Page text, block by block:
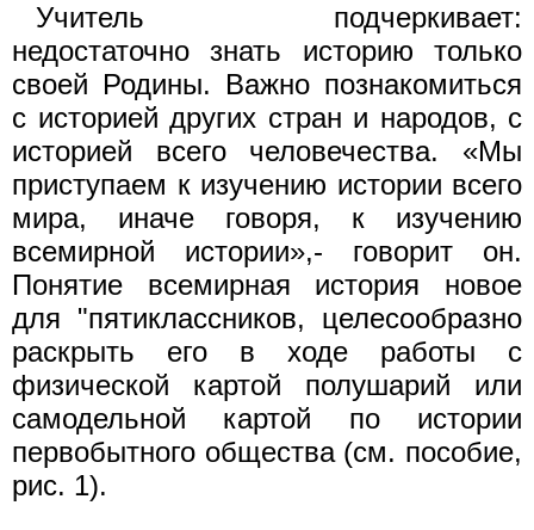
Учитель подчеркивает:
недостаточно знать историю только
своей Родины. Важно познакомиться
с историей других стран и народов, с
историей всего человечества. «Мы
приступаем к изучению истории всего
мира, иначе говоря, к изучению
всемирной истории»,- говорит он.
Понятие всемирная история новое
для "пятиклассников, целесообразно
раскрыть его в ходе работы с
физической картой полушарий или
самодельной картой по истории
первобытного общества (см. пособие,
рис. 1).